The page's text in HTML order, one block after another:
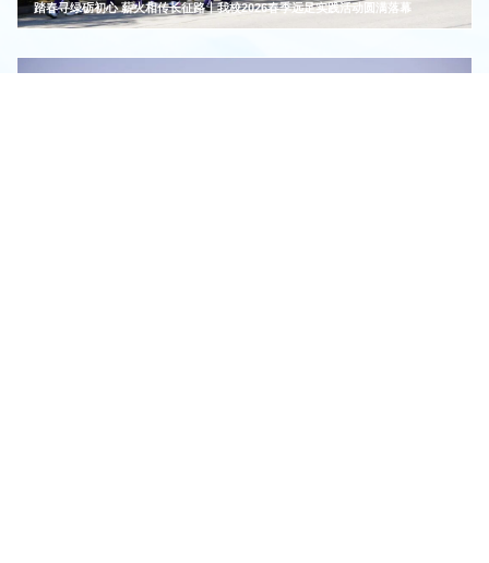
踏春寻绿砺初心 薪火相传长征路丨我校2026春季远足实践活动圆满落幕